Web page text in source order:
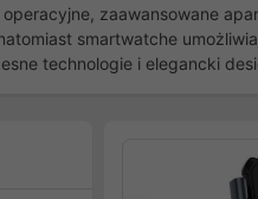
zaawansowane
smartwatche
technologie i elegancki